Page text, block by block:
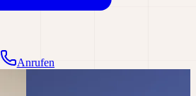
Anrufen